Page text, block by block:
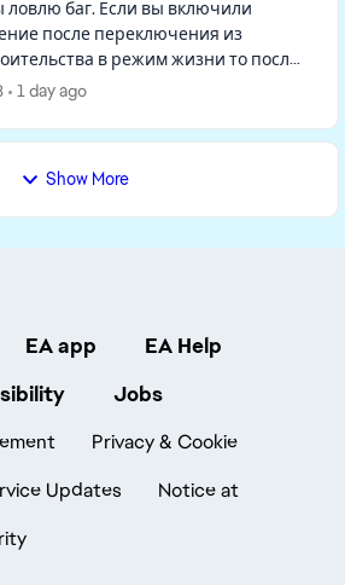
баг. Если вы включили
после переключения из
в режим жизни то после
режиме строительства все
1 day ago
Show More
EA app
EA Help
Jobs
Privacy & Cookie
Updates
Notice at